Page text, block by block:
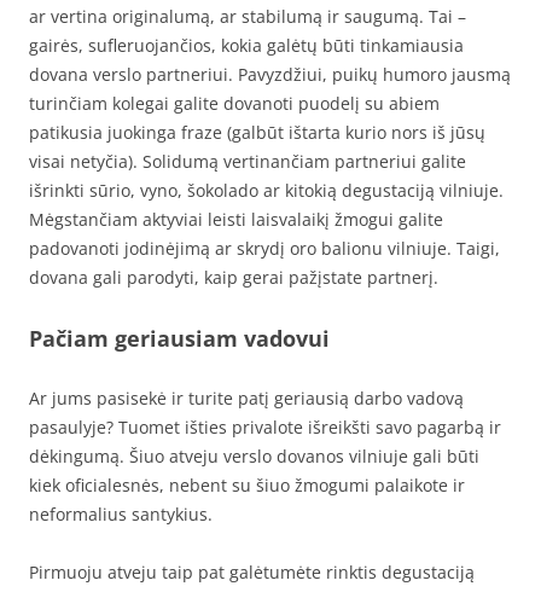
ar vertina originalumą, ar stabilumą ir saugumą. Tai –
gairės, sufleruojančios, kokia galėtų būti tinkamiausia
dovana verslo partneriui. Pavyzdžiui, puikų humoro jausmą
turinčiam kolegai galite dovanoti puodelį su abiem
patikusia juokinga fraze (galbūt ištarta kurio nors iš jūsų
visai netyčia). Solidumą vertinančiam partneriui galite
išrinkti sūrio, vyno, šokolado ar kitokią degustaciją vilniuje.
Mėgstančiam aktyviai leisti laisvalaikį žmogui galite
padovanoti jodinėjimą ar skrydį oro balionu vilniuje. Taigi,
dovana gali parodyti, kaip gerai pažįstate partnerį.
Pačiam geriausiam vadovui
Ar jums pasisekė ir turite patį geriausią darbo vadovą
pasaulyje? Tuomet išties privalote išreikšti savo pagarbą ir
dėkingumą. Šiuo atveju verslo dovanos vilniuje gali būti
kiek oficialesnės, nebent su šiuo žmogumi palaikote ir
neformalius santykius.
Pirmuoju atveju taip pat galėtumėte rinktis degustaciją